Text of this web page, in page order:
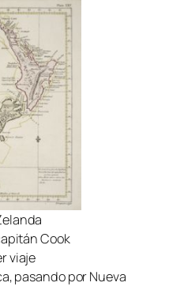
Cook
viaje
pasando por Nueva